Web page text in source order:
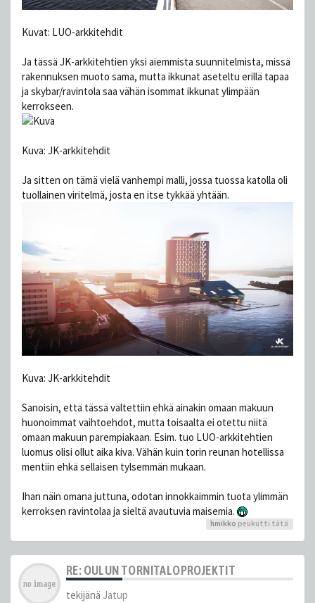
Kuvat: LUO-arkkitehdit
Ja tässä JK-arkkitehtien yksi aiemmista suunnitelmista, missä
rakennuksen muoto sama, mutta ikkunat aseteltu erillä tapaa
ja skybar/ravintola saa vähän isommat ikkunat ylimpään
kerrokseen.
Kuva: JK-arkkitehdit
Ja sitten on tämä vielä vanhempi malli, jossa tuossa katolla oli
tuollainen viritelmä, josta en itse tykkää yhtään.
Kuva: JK-arkkitehdit
Sanoisin, että tässä vältettiin ehkä ainakin omaan makuun
huonoimmat vaihtoehdot, mutta toisaalta ei otettu niitä
omaan makuun parempiakaan. Esim. tuo LUO-arkkitehtien
luomus olisi ollut aika kiva. Vähän kuin torin reunan hotellissa
mentiin ehkä sellaisen tylsemmän mukaan.
Ihan näin omana juttuna, odotan innokkaimmin tuota ylimmän
kerroksen ravintolaa ja sieltä avautuvia maisemia.
hmikko peukutti tätä
RE: OULUN TORNITALOPROJEKTIT
tekijänä Jatup